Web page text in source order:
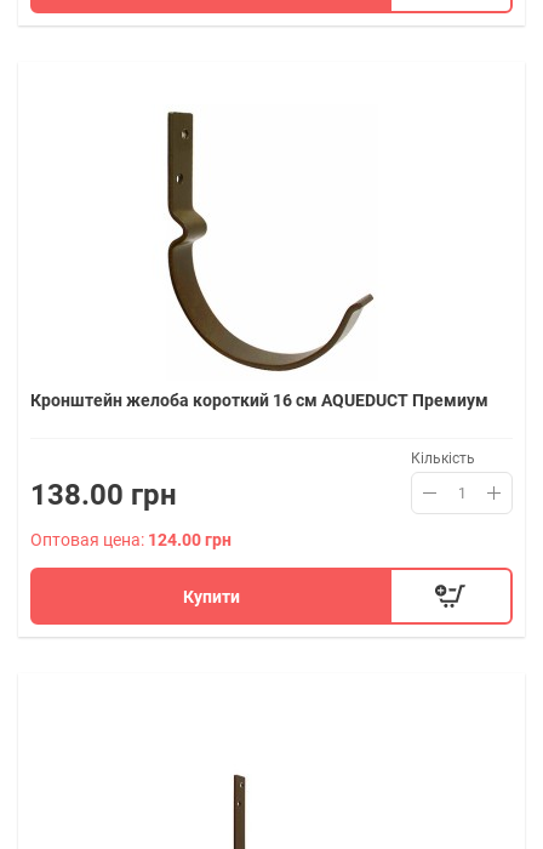
Кронштейн желоба короткий 16 см AQUEDUCT Премиум
138.00 грн
Кількість
Оптовая цена: 124.00 грн
Купити